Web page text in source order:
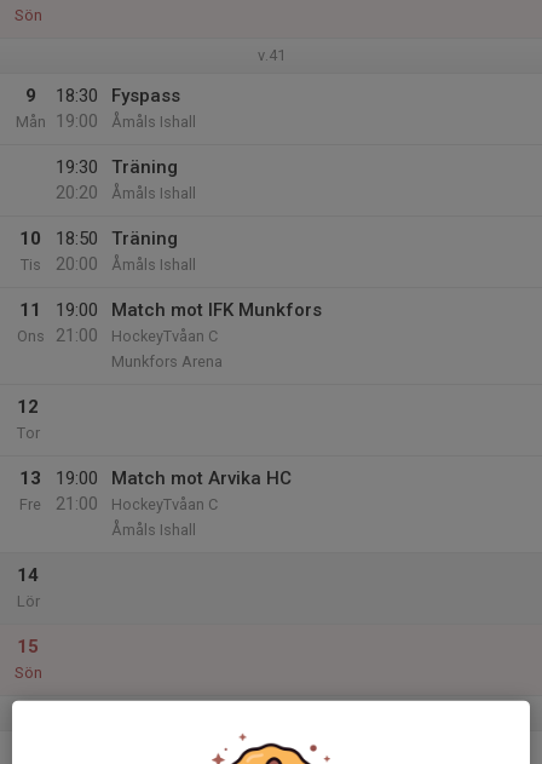
Sön
v.41
9
Mån
18:30
19:00
Fyspass
Åmåls Ishall
19:30
20:20
Träning
Åmåls Ishall
10
Tis
18:50
20:00
Träning
Åmåls Ishall
11
Ons
19:00
21:00
Match mot IFK Munkfors
HockeyTvåan C
Munkfors Arena
12
Tor
13
Fre
19:00
21:00
Match mot Arvika HC
HockeyTvåan C
Åmåls Ishall
14
Lör
15
Sön